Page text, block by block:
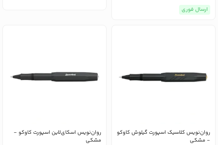
ارسال فوری
روان‌نویس کلاسیک اسپورت گیلوش کاوکو
- مشکی
روان‌نویس اسکای‌لاین اسپورت کاوکو -
مشکی